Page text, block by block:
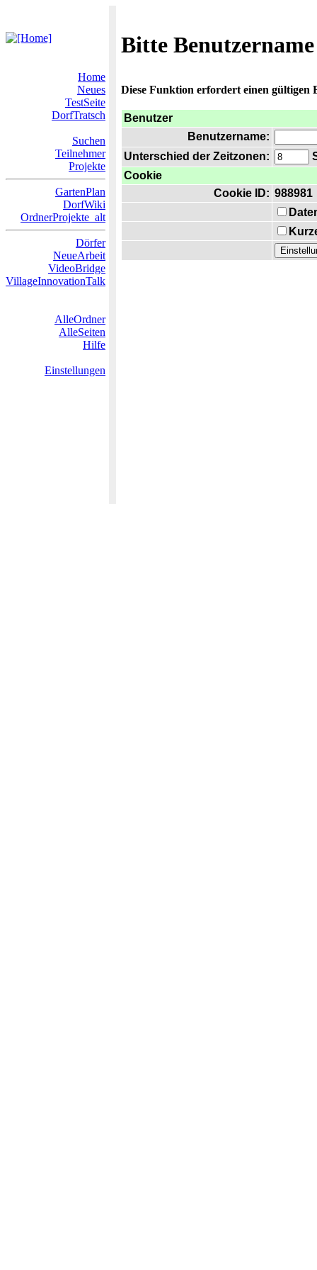
Bitte
Home
Neues
TestSeite
DorfTratsch
Suchen
Teilnehmer
Projekte
GartenPlan
DorfWiki
OrdnerProjekte_alt
Dörfer
NeueArbeit
VideoBridge
VillageInnovationTalk
AlleOrdner
AlleSeiten
Hilfe
Einstellungen
Diese Funktion erfordert einen gültigen
Benutzer
Benutzername:
Unterschied der Zeitzonen:
Cookie
Cookie ID: 988981